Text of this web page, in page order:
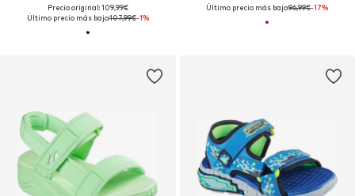
Precio original: 109,99€
Último precio más bajo:107,99€-1%
Último precio más bajo:96,99€-17%